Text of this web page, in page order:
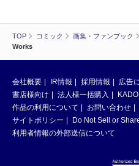
TOP コミック 画集・ファンブック
Works
会社概要 IR情報 採用情報 広告
書店様向け
法人様一括購入
作品の利用について
お問い合わせ
サイトポリシー
Do Not Sell or
利用者情報の外部送信について